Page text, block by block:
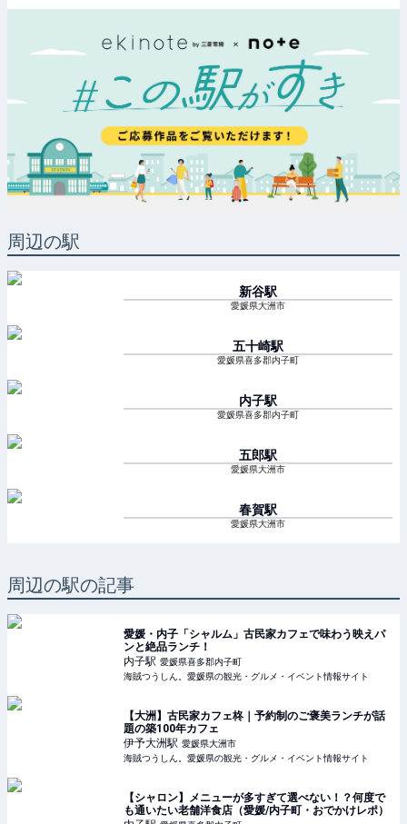
周辺の駅
新谷駅
愛媛県大洲市
五十崎駅
愛媛県喜多郡内子町
内子駅
愛媛県喜多郡内子町
五郎駅
愛媛県大洲市
春賀駅
愛媛県大洲市
周辺の駅の記事
愛媛・内子「シャルム」古民家カフェで味わう映えパ
ンと絶品ランチ！
内子駅 愛媛県喜多郡内子町
海賊つうしん。愛媛県の観光・グルメ・イベント情報サイト
【大洲】古民家カフェ柊｜予約制のご褒美ランチが話
題の築100年カフェ
伊予大洲駅 愛媛県大洲市
海賊つうしん。愛媛県の観光・グルメ・イベント情報サイト
【シャロン】メニューが多すぎて選べない！？何度で
も通いたい老舗洋食店（愛媛/内子町・おでかけレポ）